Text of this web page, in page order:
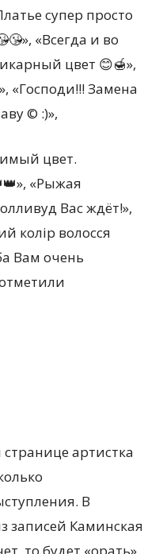
супер просто
«Всегда и во
цвет 😊🍯»,
«Господи!!! Замена
© :)»,
цвет.
«Рыжая
Вас ждёт!»,
колір волосся
Вам очень
артистка
В
записей Каминская